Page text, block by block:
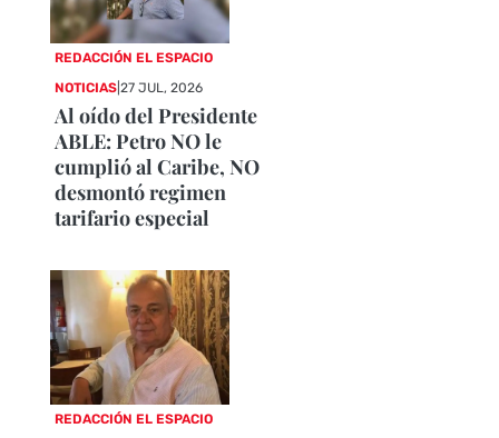
REDACCIÓN EL ESPACIO
NOTICIAS |27 JUL, 2026
Al oído del Presidente
ABLE: Petro NO le
cumplió al Caribe, NO
desmontó regimen
tarifario especial
REDACCIÓN EL ESPACIO